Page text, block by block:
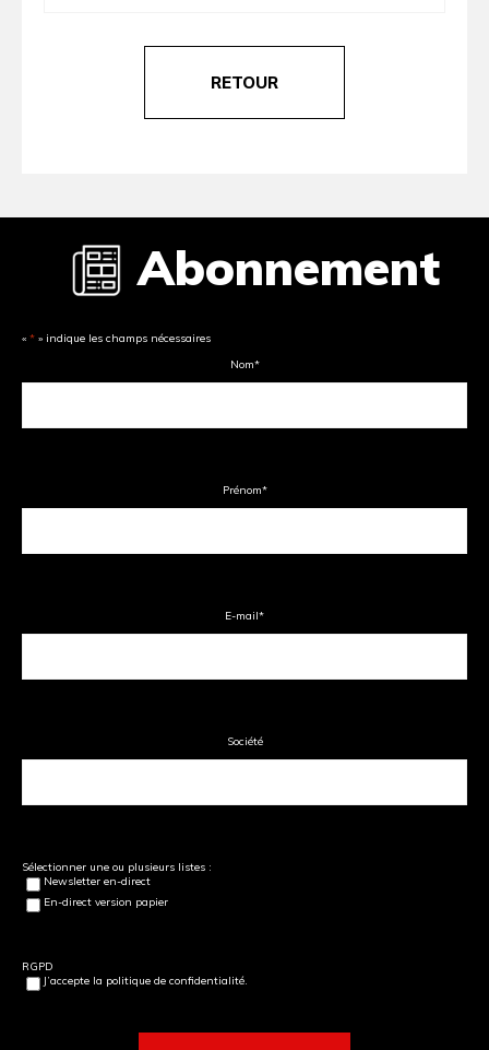
RETOUR
Abonnement
« * » indique les champs nécessaires
Nom*
Prénom*
E-mail*
Société
Sélectionner une ou plusieurs listes :
Newsletter en-direct
En-direct version papier
RGPD
J’accepte la politique de confidentialité.